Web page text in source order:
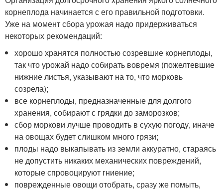
корнеплода начинается с его правильной подготовки.
Уже на момент сбора урожая надо придерживаться
некоторых рекомендаций:
хорошо хранятся полностью созревшие корнеплоды,
так что урожай надо собирать вовремя (пожелтевшие
нижние листья, указывают на то, что морковь
созрела);
все корнеплоды, предназначенные для долгого
хранения, собирают с грядки до заморозков;
сбор моркови лучше проводить в сухую погоду, иначе
на овощах будет слишком много грязи;
плоды надо выкапывать из земли аккуратно, стараясь
не допустить никаких механических повреждений,
которые спровоцируют гниение;
поврежденные овощи отобрать, сразу же помыть,